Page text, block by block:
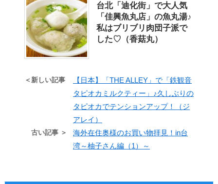
台北「迪化街」で大人気
「佳興魚丸店」の魚丸湯♪
私はブリブリ肉団子派で
した♡（香菇丸）
＜新しい記事
【日本】「THE ALLEY」で「鉄観音
タピオカミルクティー」♪久しぶりの
タピオカでテンションアップ！（ジ
アレイ）
古い記事 ＞
海外在住奥様のお買い物拝見！in台
湾～柚子さん編（1）～